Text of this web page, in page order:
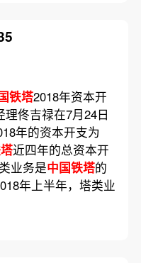
铁塔2018年资本开
佟吉禄在7月24日
年的资本开支为
近四年的总资本开
业务是中国铁塔的
年上半年，塔类业